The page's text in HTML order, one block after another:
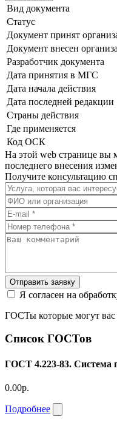
Вид документа
Статус
Документ принят
Документ внесен
Разработчик документа
Дата принятия в МГС
Дата начала действия
Дата последней редакции
Страны действия
Где применяется
Код ОСК
На этой web странице вы
последнего внесения
Получите консультацию
Отправить заявку
Я согласен на
ГОСТы которые могут вас
Список ГОСТов
ГОСТ 4.223-83. Система
0.00р.
Подробнее